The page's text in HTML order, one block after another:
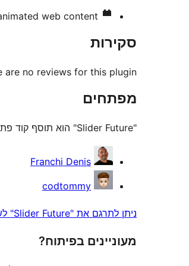
web content.
סקירות
are no reviews for this plugin.
מפתחים
"Slider Future" הוא תוסף קוד פתוח. האנשים הבאים תרמו ליצירת התוסף הזה.
תורמים
Franchi Denis
codtommy
ניתן לתרגם את "Slider Future" לשפה שלך.
מעוניינים בפיתוח?